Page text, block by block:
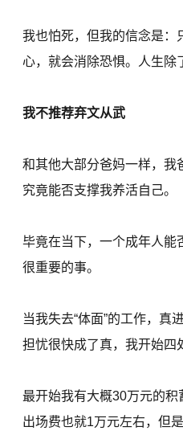
我也怕死，但我的信念是：
心，就会消除恐惧。人生除
我不推荐弃文从武
和其他大部分爸妈一样，我
究竟能否支撑我养活自己。
毕竟在当下，一个成年人能
很重要的事。
当我失去“体面”的工作，真
担忧很快成了真，我开始四
最开始我有大概30万元的
出场费也就1万元左右，但